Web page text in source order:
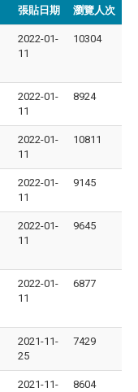
張貼日期 瀏覽人次
2022-01-
11
10304
2022-01-
11
8924
2022-01-
11
10811
2022-01-
11
9145
2022-01-
11
9645
2022-01-
11
6877
2021-11-
25
7429
2021-11-
8604